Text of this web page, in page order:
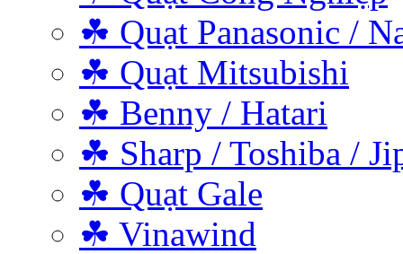
☘ Quạt Panasonic /
☘ Quạt Mitsubishi
☘ Benny / Hatari
☘ Sharp / Toshiba /
☘ Quạt Gale
☘ Vinawind